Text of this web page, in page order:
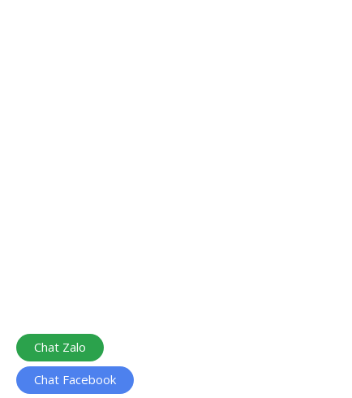
Chat Zalo
Chat Facebook